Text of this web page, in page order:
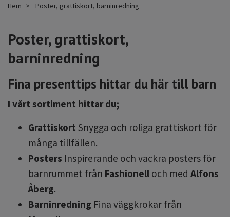
Hem Poster, grattiskort, barninredning
Poster, grattiskort,
barninredning
Fina presenttips hittar du här till barn
I vårt sortiment hittar du;
Grattiskort Snygga och roliga grattiskort för
många tillfällen.
Posters Inspirerande och vackra posters för
barnrummet från Fashionell och med Alfons
Åberg.
Barninredning Fina väggkrokar från